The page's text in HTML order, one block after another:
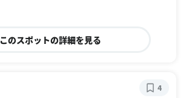
このスポットの詳細を見る
4